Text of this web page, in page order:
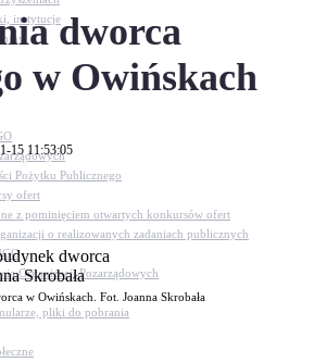
instytucje
Pożytku Publicznego
ofert
z pominięciem otwartych konkursów ofert
o realizowanych zadaniach publicznych
Organizacji Pozarządowych
pliki do pobrania
dworca
w Owińskach
15 11:53:05
w Owińskach. Fot. Joanna Skrobała